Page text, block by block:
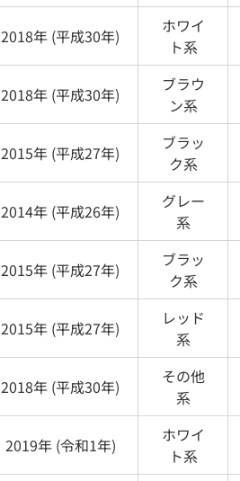
2018年 (平成30年)
ホワイ
ト系
2018年 (平成30年)
ブラウ
ン系
2015年 (平成27年)
ブラッ
ク系
2014年 (平成26年)
グレー
系
2015年 (平成27年)
ブラッ
ク系
2015年 (平成27年)
レッド
系
2018年 (平成30年)
その他
系
2019年 (令和1年)
ホワイ
ト系